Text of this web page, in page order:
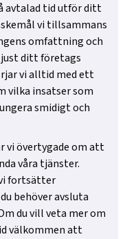
avtalad tid utför ditt
vi tillsammans
omfattning och
ditt företags
vi alltid med ett
vilka insatser som
smidigt och
vi övertygade om att
våra tjänster.
fortsätter
behöver avsluta
du vill veta mer om
välkommen att